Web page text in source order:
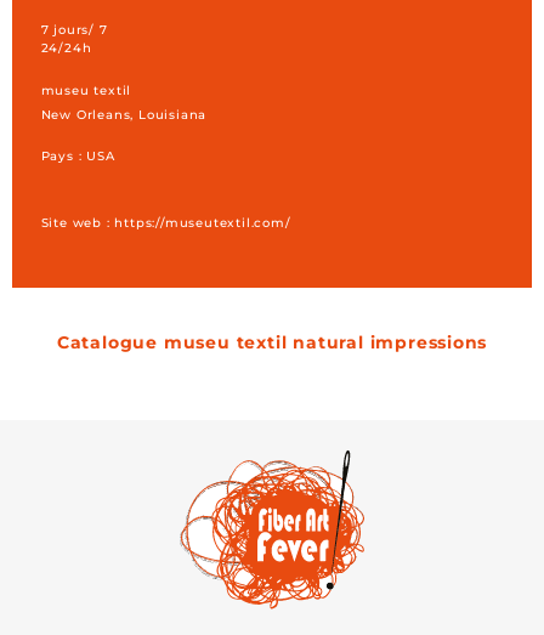
7 jours/ 7
24/24h
museu textil
New Orleans, Louisiana
Pays : USA
Site web : https://museutextil.com/
catalogue museu textil natural impressions